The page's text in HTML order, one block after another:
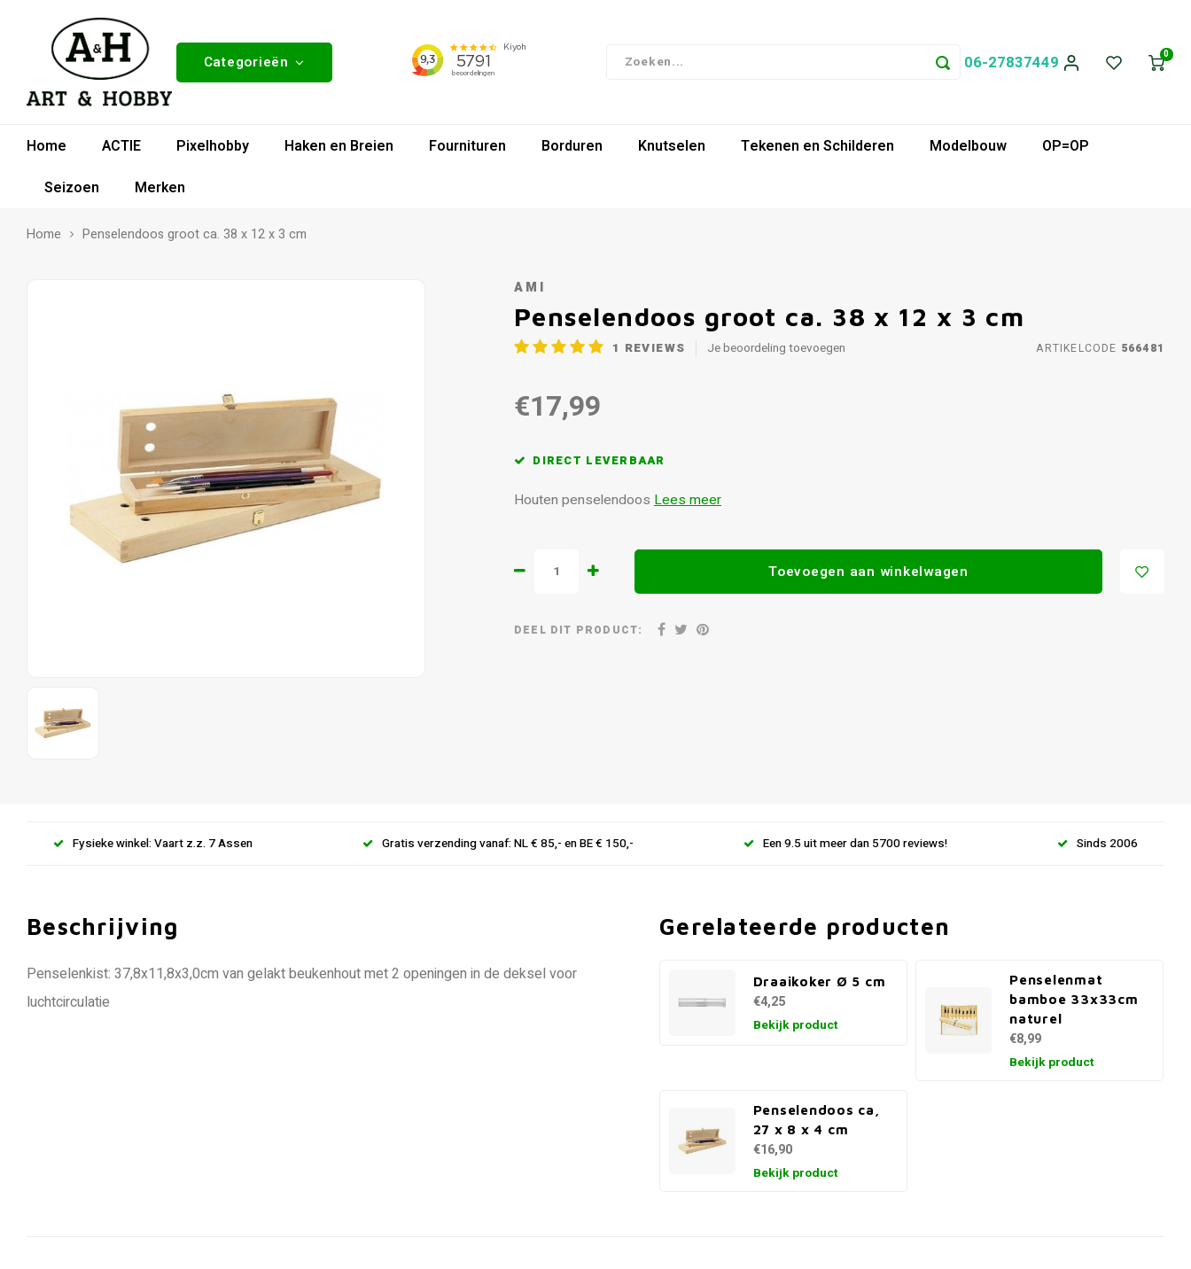
Categorieën 06-27837449 0
Home ACTIE Pixelhobby Haken en Breien Fournituren Borduren Knutselen Tekenen en Schilderen Modelbouw
OP=OP
Seizoen
Merken
Home Penselendoos groot ca. 38 x 12 x 3 cm
AMI
Penselendoos groot ca. 38 x 12 x 3 cm
1 REVIEWS Je beoordeling toevoegen ARTIKELCODE 566481
€17,99
DIRECT LEVERBAAR
Houten penselendoos Lees meer
Toevoegen aan winkelwagen
DEEL DIT PRODUCT:
Fysieke winkel: Vaart z.z. 7 Assen Gratis verzending vanaf: NL € 85,- en BE € 150,- Een 9.5 uit meer dan 5700 reviews! Sinds 2006
Beschrijving
Penselenkist: 37,8x11,8x3,0cm van gelakt beukenhout met 2 openingen in de deksel voor
luchtcirculatie
Gerelateerde producten
Draaikoker Ø 5 cm
€4,25
Bekijk product
Penselenmat
bamboe 33x33cm
naturel
€8,99
Bekijk product
Penselendoos ca,
27 x 8 x 4 cm
€16,90
Bekijk product